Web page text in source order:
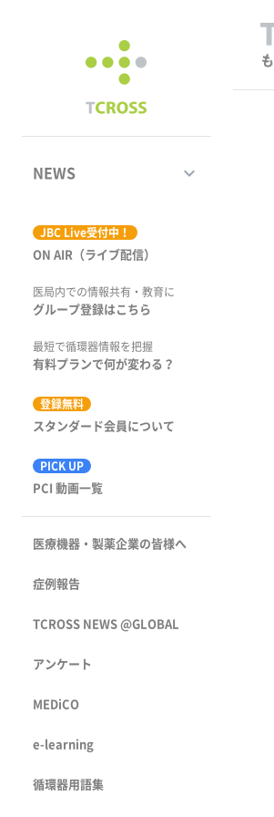
NEWS keyboard_arrow_down
ジャーナル
動画コンテンツ
市場トピックス
JBC Live受付中！
ON AIR（ライブ配信）
医局内での情報共有・教育に
グループ登録はこちら
最短で循環器情報を把握
有料プランで何が変わる？
登録無料
スタンダード会員について
PICK UP
PCI 動画一覧
医療機器・製薬企業の皆様へ
症例報告
TCROSS NEWS @GLOBAL
アンケート
MEDiCO
e-learning
循環器用語集